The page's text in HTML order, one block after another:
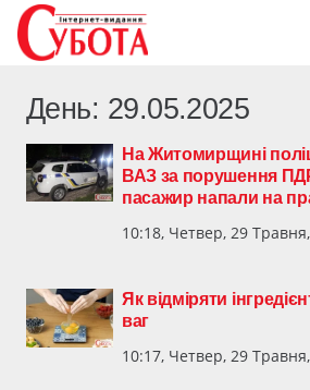
День: 29.05.2025
На Житомирщині
ВАЗ за порушення
пасажир напали на
10:18, Четвер, 29
Як відміряти
ваг
10:17, Четвер, 29